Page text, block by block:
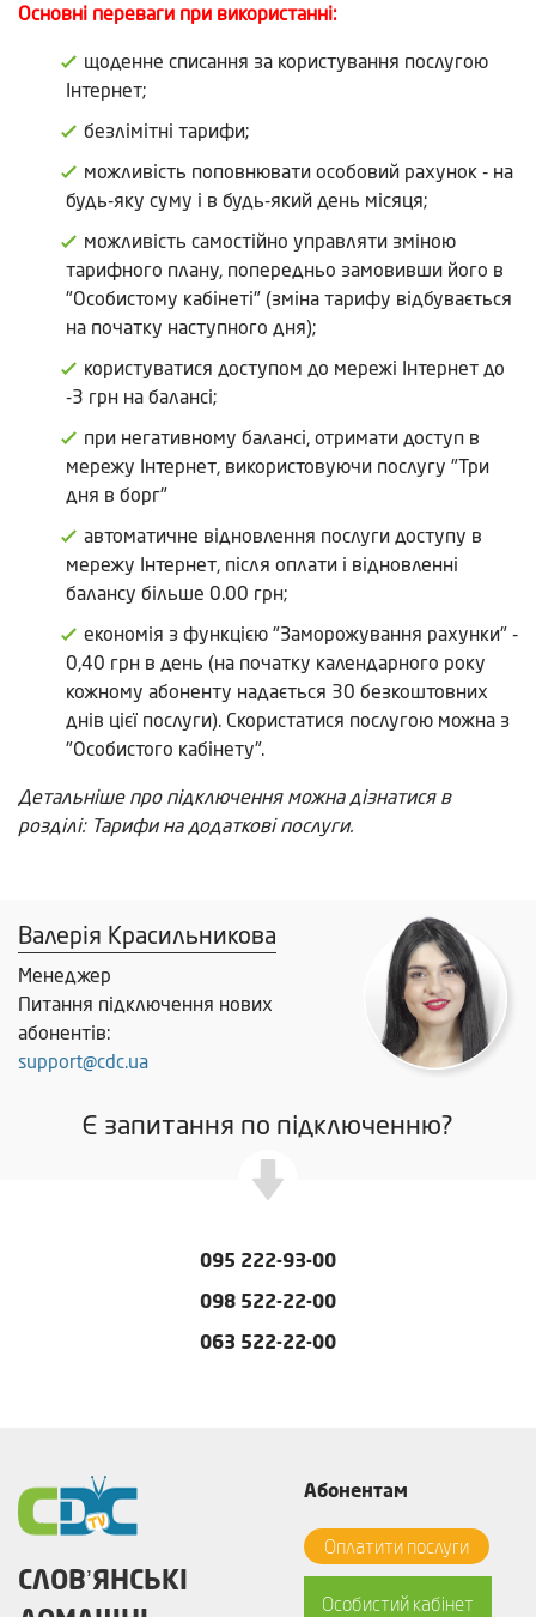
Основні переваги при використанні:
щоденне списання за користування послугою
Інтернет;
безлімітні тарифи;
можливість поповнювати особовий рахунок - на
будь-яку суму і в будь-який день місяця;
можливість самостійно управляти зміною
тарифного плану, попередньо замовивши його в
"Особистому кабінеті" (зміна тарифу відбувається
на початку наступного дня);
користуватися доступом до мережі Інтернет до
-3 грн на балансі;
при негативному балансі, отримати доступ в
мережу Інтернет, використовуючи послугу "Три
дня в борг"
автоматичне відновлення послуги доступу в
мережу Інтернет, після оплати і відновленні
балансу більше 0.00 грн;
економія з функцією "Заморожування рахунки" -
0,40 грн в день (на початку календарного року
кожному абоненту надається 30 безкоштовних
днів цієї послуги). Скористатися послугою можна з
"Особистого кабінету".
Детальніше про підключення можна дізнатися в
розділі: Тарифи на додаткові послуги.
Валерія Красильникова
Менеджер
Питання підключення нових
абонентів:
support@cdc.ua
Є запитання по підключенню?
095 222-93-00
098 522-22-00
063 522-22-00
СЛОВʼЯНСЬКІ
Абонентам
Оплатити послуги
Особистий кабінет